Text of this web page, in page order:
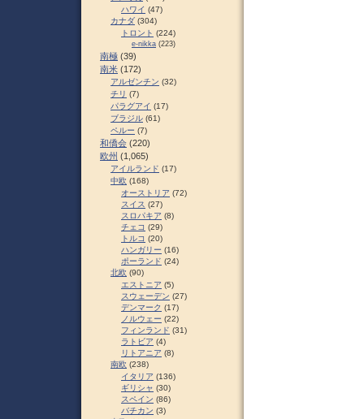
ハワイ (47)
カナダ (304)
トロント (224)
e-nikka (223)
南極 (39)
南米 (172)
アルゼンチン (32)
チリ (7)
パラグアイ (17)
ブラジル (61)
ペルー (7)
和僑会 (220)
欧州 (1,065)
アイルランド (17)
中欧 (168)
オーストリア (72)
スイス (27)
スロパキア (8)
チェコ (29)
トルコ (20)
ハンガリー (16)
ポーランド (24)
北欧 (90)
エストニア (5)
スウェーデン (27)
デンマーク (17)
ノルウェー (22)
フィンランド (31)
ラトビア (4)
リトアニア (8)
南欧 (238)
イタリア (136)
ギリシャ (30)
スペイン (86)
バチカン (3)